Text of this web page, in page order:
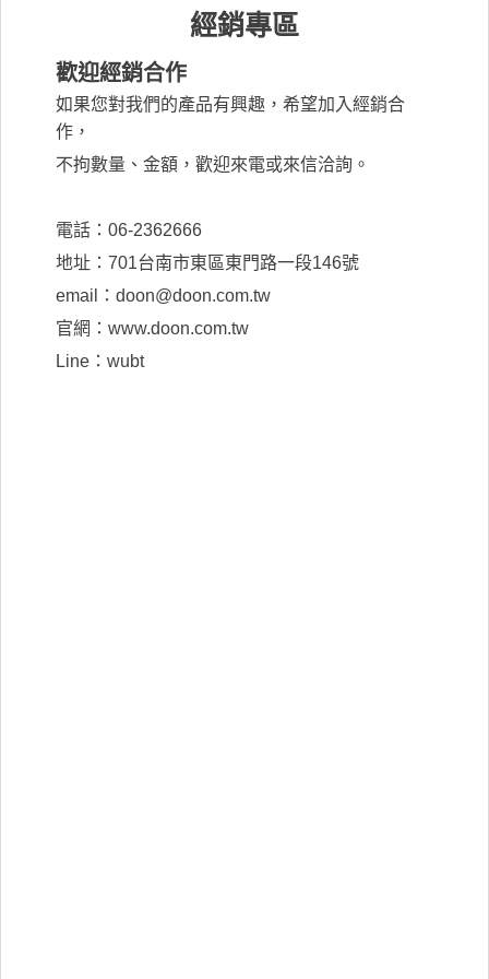
經銷專區
歡迎經銷合作
如果您對我們的產品有興趣，希望加入經銷合
作，
不拘數量、金額，歡迎來電或來信洽詢。
電話：06-2362666
地址：701台南市東區東門路一段146號
email：doon@doon.com.tw
官網：www.doon.com.tw
Line：wubt